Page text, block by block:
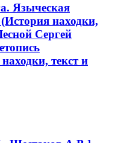
Языческая
находки,
Сергей
текст и